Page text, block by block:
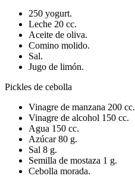
250 yogurt.
Leche 20 cc.
Aceite de oliva.
Comino molido.
Sal.
Jugo de limón.
Pickles de cebolla
Vinagre de manzana 200 cc.
Vinagre de alcohol 150 cc.
Agua 150 cc.
Azúcar 80 g.
Sal 8 g.
Semilla de mostaza 1 g.
Cebolla morada.